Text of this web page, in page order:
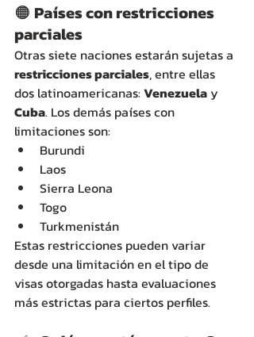
🟠 Países con restricciones
parciales
Otras siete naciones estarán sujetas a
restricciones parciales, entre ellas
dos latinoamericanas: Venezuela y
Cuba. Los demás países con
limitaciones son:
Burundi
Laos
Sierra Leona
Togo
Turkmenistán
Estas restricciones pueden variar
desde una limitación en el tipo de
visas otorgadas hasta evaluaciones
más estrictas para ciertos perfiles.